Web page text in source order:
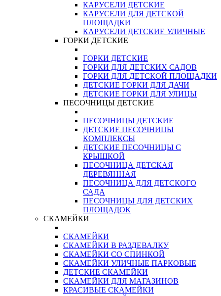
КАРУСЕЛИ ДЕТСКИЕ
КАРУСЕЛИ ДЛЯ ДЕТСКОЙ
ПЛОЩАДКИ
КАРУСЕЛИ ДЕТСКИЕ УЛИЧНЫЕ
ГОРКИ ДЕТСКИЕ
ГОРКИ ДЕТСКИЕ
ГОРКИ ДЛЯ ДЕТСКИХ САДОВ
ГОРКИ ДЛЯ ДЕТСКОЙ ПЛОЩАДКИ
ДЕТСКИЕ ГОРКИ ДЛЯ ДАЧИ
ДЕТСКИЕ ГОРКИ ДЛЯ УЛИЦЫ
ПЕСОЧНИЦЫ ДЕТСКИЕ
ПЕСОЧНИЦЫ ДЕТСКИЕ
ДЕТСКИЕ ПЕСОЧНИЦЫ
КОМПЛЕКСЫ
ДЕТСКИЕ ПЕСОЧНИЦЫ С
КРЫШКОЙ
ПЕСОЧНИЦА ДЕТСКАЯ
ДЕРЕВЯННАЯ
ПЕСОЧНИЦА ДЛЯ ДЕТСКОГО
САДА
ПЕСОЧНИЦЫ ДЛЯ ДЕТСКИХ
ПЛОЩАДОК
СКАМЕЙКИ
СКАМЕЙКИ
СКАМЕЙКИ В РАЗДЕВАЛКУ
СКАМЕЙКИ СО СПИНКОЙ
СКАМЕЙКИ УЛИЧНЫЕ ПАРКОВЫЕ
ДЕТСКИЕ СКАМЕЙКИ
СКАМЕЙКИ ДЛЯ МАГАЗИНОВ
КРАСИВЫЕ СКАМЕЙКИ